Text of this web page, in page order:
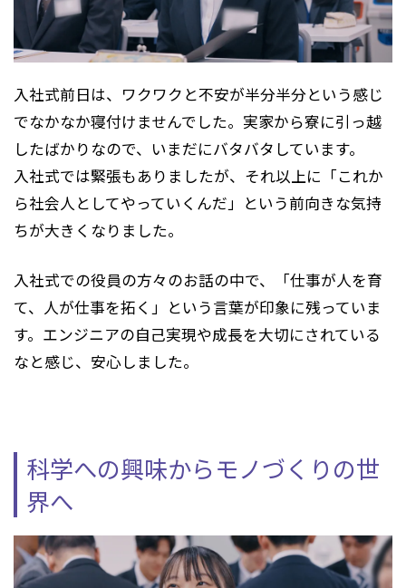
入社式前日は、ワクワクと不安が半分半分という感じ
でなかなか寝付けませんでした。実家から寮に引っ越
したばかりなので、いまだにバタバタしています。
入社式では緊張もありましたが、それ以上に「これか
ら社会人としてやっていくんだ」という前向きな気持
ちが大きくなりました。
入社式での役員の方々のお話の中で、「仕事が人を育
て、人が仕事を拓く」という言葉が印象に残っていま
す。エンジニアの自己実現や成長を大切にされている
なと感じ、安心しました。
科学への興味からモノづくりの世
界へ